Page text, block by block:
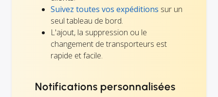
Suivez toutes vos expéditions sur un
seul tableau de bord.
L'ajout, la suppression ou le
changement de transporteurs est
rapide et facile.
Notifications personnalisées